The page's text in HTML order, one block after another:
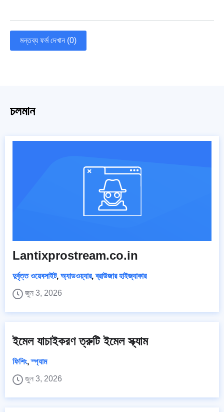
মন্তব্য ফর্ম দেখান (0)
চলমান
Lantixprostream.co.in
দুর্বৃত্ত ওয়েবসাইট, অ্যাডওয়্যার,ব্রাউজার হাইজ্যাকার
জুন 3, 2026
ইমেল যাচাইকরণ ত্রুটি ইমেল স্ক্যাম
ফিশিং,স্প্যাম
জুন 3, 2026